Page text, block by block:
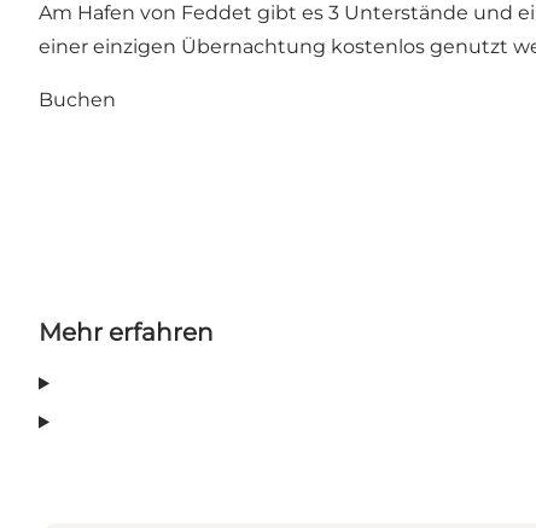
Am Hafen von Feddet gibt es 3 Unterstände und
einer einzigen Übernachtung kostenlos genutzt
Buchen
Mehr erfahren